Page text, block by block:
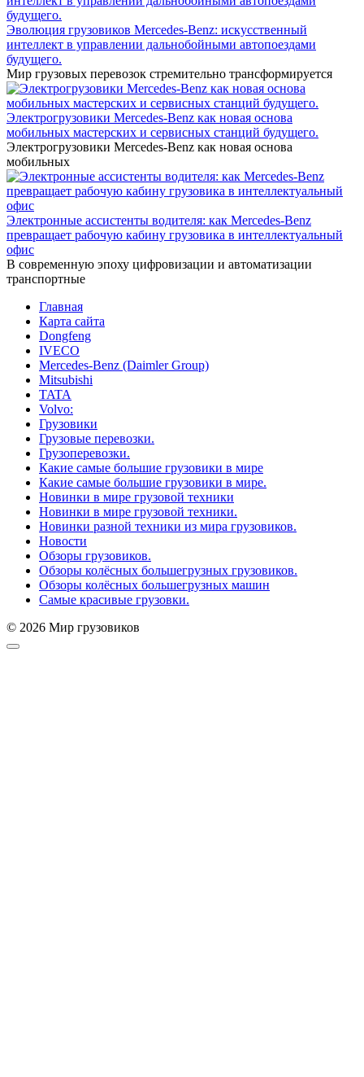
Эволюция грузовиков Mercedes-Benz: искусственный
интеллект в управлении дальнобойными автопоездами
будущего.
Мир грузовых перевозок стремительно трансформируется
Электрогрузовики Mercedes-Benz как новая основа
мобильных мастерских и сервисных станций будущего.
Электрогрузовики Mercedes-Benz как новая основа
мобильных
Электронные ассистенты водителя: как Mercedes-Benz
превращает рабочую кабину грузовика в интеллектуальный
офис
В современную эпоху цифровизации и автоматизации
транспортные
Главная
Карта сайта
Dongfeng
IVECO
Mercedes-Benz (Daimler Group)
Mitsubishi
TATA
Volvo:
Грузовики
Грузовые перевозки.
Грузоперевозки.
Какие самые большие грузовики в мире
Какие самые большие грузовики в мире.
Новинки в мире грузовой техники
Новинки в мире грузовой техники.
Новинки разной техники из мира грузовиков.
Новости
Обзоры грузовиков.
Обзоры колёсных большегрузных грузовиков.
Обзоры колёсных большегрузных машин
Самые красивые грузовки.
© 2026 Мир грузовиков